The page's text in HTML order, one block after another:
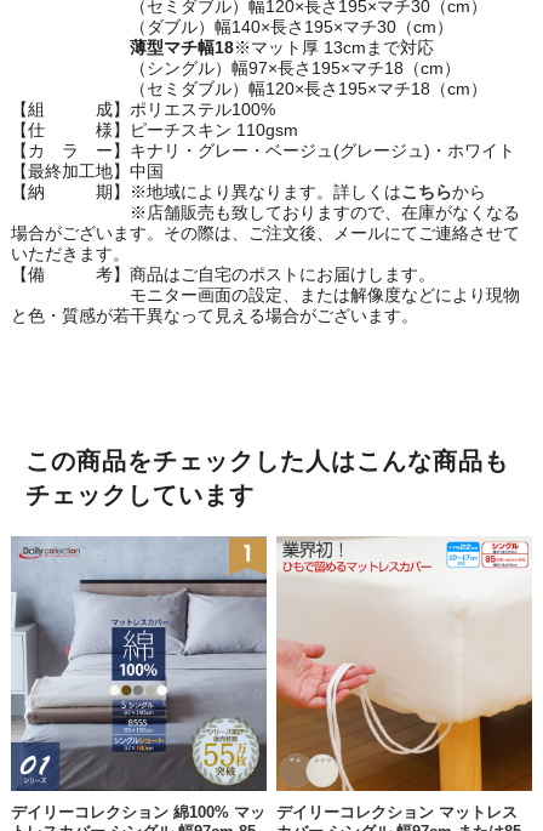
（セミダブル）幅120×長さ195×マチ30（cm）
（ダブル）幅140×長さ195×マチ30（cm）
薄型マチ幅18※マット厚 13cmまで対応
（シングル）幅97×長さ195×マチ18（cm）
（セミダブル）幅120×長さ195×マチ18（cm）
【組 成】ポリエステル100%
【仕 様】ピーチスキン 110gsm
【カ ラ ー】キナリ・グレー・ベージュ(グレージュ)・ホワイト
【最終加工地】中国
【納 期】※地域により異なります。詳しくはこちらから
※店舗販売も致しておりますので、在庫がなくなる
場合がございます。その際は、ご注文後、メールにてご連絡させて
いただきます。
【備 考】商品はご自宅のポストにお届けします。
モニター画面の設定、または解像度などにより現物
と色・質感が若干異なって見える場合がございます。
この商品をチェックした人はこんな商品も
チェックしています
デイリーコレクション 綿100% マッ
デイリーコレクション マットレス